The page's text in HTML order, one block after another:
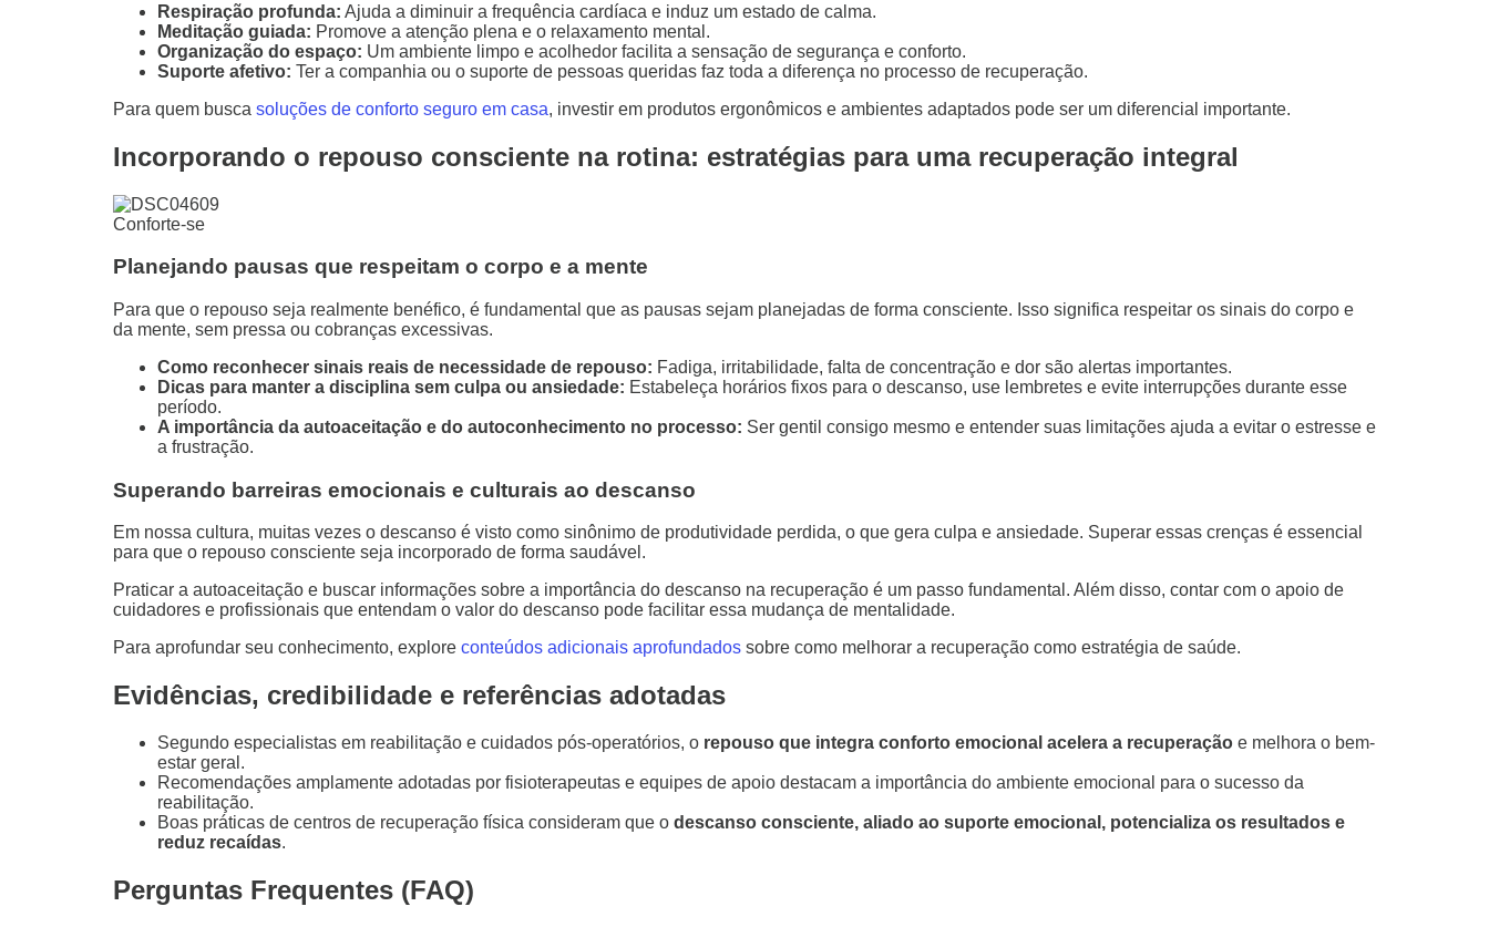
Respiração profunda: Ajuda a diminuir a frequência cardíaca e induz um estado de calma.
Meditação guiada: Promove a atenção plena e o relaxamento mental.
Organização do espaço: Um ambiente limpo e acolhedor facilita a sensação de segurança e conforto.
Suporte afetivo: Ter a companhia ou o suporte de pessoas queridas faz toda a diferença no processo de recuperação.
Para quem busca soluções de conforto seguro em casa, investir em produtos ergonômicos e ambientes adaptados pode ser um diferencial importante.
Incorporando o repouso consciente na rotina: estratégias para uma recuperação integral
Conforte-se
Planejando pausas que respeitam o corpo e a mente
Para que o repouso seja realmente benéfico, é fundamental que as pausas sejam planejadas de forma consciente. Isso significa respeitar os sinais do corpo e
da mente, sem pressa ou cobranças excessivas.
Como reconhecer sinais reais de necessidade de repouso: Fadiga, irritabilidade, falta de concentração e dor são alertas importantes.
Dicas para manter a disciplina sem culpa ou ansiedade: Estabeleça horários fixos para o descanso, use lembretes e evite interrupções durante esse
período.
A importância da autoaceitação e do autoconhecimento no processo: Ser gentil consigo mesmo e entender suas limitações ajuda a evitar o estresse e
a frustração.
Superando barreiras emocionais e culturais ao descanso
Em nossa cultura, muitas vezes o descanso é visto como sinônimo de produtividade perdida, o que gera culpa e ansiedade. Superar essas crenças é essencial
para que o repouso consciente seja incorporado de forma saudável.
Praticar a autoaceitação e buscar informações sobre a importância do descanso na recuperação é um passo fundamental. Além disso, contar com o apoio de
cuidadores e profissionais que entendam o valor do descanso pode facilitar essa mudança de mentalidade.
Para aprofundar seu conhecimento, explore conteúdos adicionais aprofundados sobre como melhorar a recuperação como estratégia de saúde.
Evidências, credibilidade e referências adotadas
Segundo especialistas em reabilitação e cuidados pós-operatórios, o repouso que integra conforto emocional acelera a recuperação e melhora o bem-
estar geral.
Recomendações amplamente adotadas por fisioterapeutas e equipes de apoio destacam a importância do ambiente emocional para o sucesso da
reabilitação.
Boas práticas de centros de recuperação física consideram que o descanso consciente, aliado ao suporte emocional, potencializa os resultados e
reduz recaídas.
Perguntas Frequentes (FAQ)